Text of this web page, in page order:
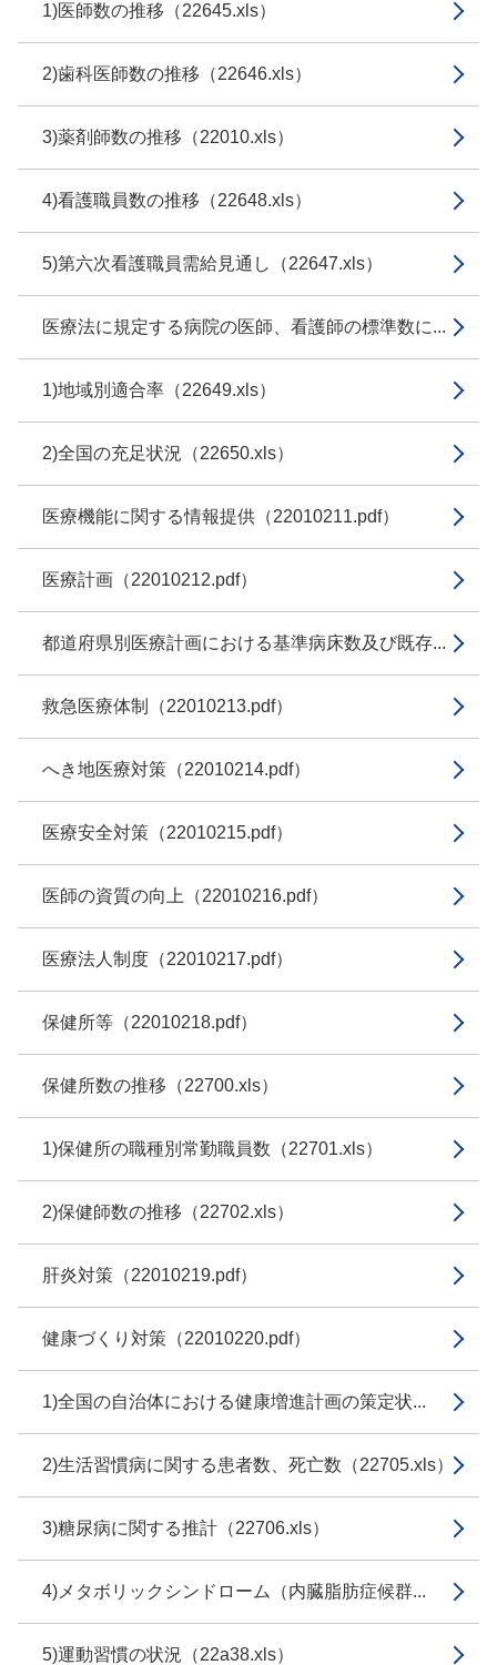
1)医師数の推移（22645.xls）
2)歯科医師数の推移（22646.xls）
3)薬剤師数の推移（22010.xls）
4)看護職員数の推移（22648.xls）
5)第六次看護職員需給見通し（22647.xls）
医療法に規定する病院の医師、看護師の標準数に...
1)地域別適合率（22649.xls）
2)全国の充足状況（22650.xls）
医療機能に関する情報提供（22010211.pdf）
医療計画（22010212.pdf）
都道府県別医療計画における基準病床数及び既存...
救急医療体制（22010213.pdf）
へき地医療対策（22010214.pdf）
医療安全対策（22010215.pdf）
医師の資質の向上（22010216.pdf）
医療法人制度（22010217.pdf）
保健所等（22010218.pdf）
保健所数の推移（22700.xls）
1)保健所の職種別常勤職員数（22701.xls）
2)保健師数の推移（22702.xls）
肝炎対策（22010219.pdf）
健康づくり対策（22010220.pdf）
1)全国の自治体における健康増進計画の策定状...
2)生活習慣病に関する患者数、死亡数（22705.xls）
3)糖尿病に関する推計（22706.xls）
4)メタボリックシンドローム（内臓脂肪症候群...
5)運動習慣の状況（22a38.xls）